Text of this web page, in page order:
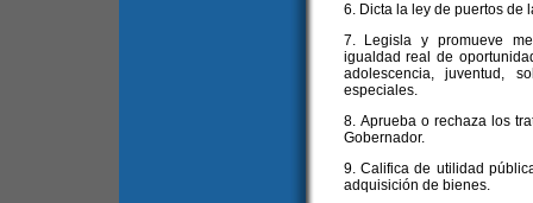
6. Dicta la ley de puertos de
7. Legisla y promueve
igualdad real de
adolescencia, juventud,
especiales.
8. Aprueba o rechaza los
Gobernador.
9. Califica de utilidad
adquisición de bienes.